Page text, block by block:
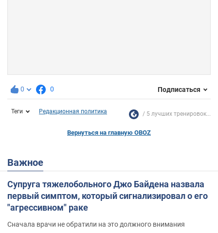
0 0 Подписаться
Теги Редакционная политика 5 лучших тренировок...
Вернуться на главную OBOZ
Важное
Супруга тяжелобольного Джо Байдена назвала
первый симптом, который сигнализировал о его
"агрессивном" раке
Сначала врачи не обратили на это должного внимания